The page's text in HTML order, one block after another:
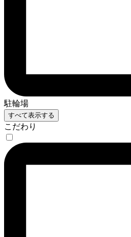
駐輪場
すべて表示する
こだわり